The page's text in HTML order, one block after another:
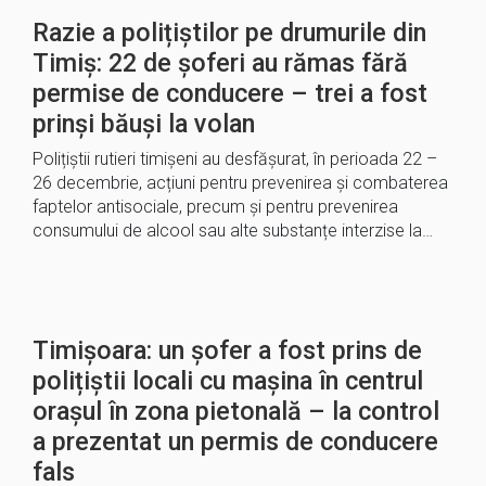
Razie a polițiștilor pe drumurile din
Timiș: 22 de șoferi au rămas fără
permise de conducere – trei a fost
prinși băuși la volan
Polițiștii rutieri timișeni au desfășurat, în perioada 22 –
26 decembrie, acțiuni pentru prevenirea și combaterea
faptelor antisociale, precum și pentru prevenirea
consumului de alcool sau alte substanțe interzise la…
Timișoara: un șofer a fost prins de
polițiștii locali cu mașina în centrul
orașul în zona pietonală – la control
a prezentat un permis de conducere
fals